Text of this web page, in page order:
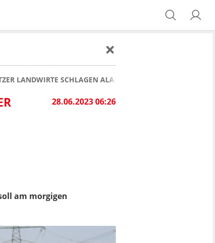
LANDWIRTE SCHLAGEN ALARM
28.06.2023 06:26
am morgigen